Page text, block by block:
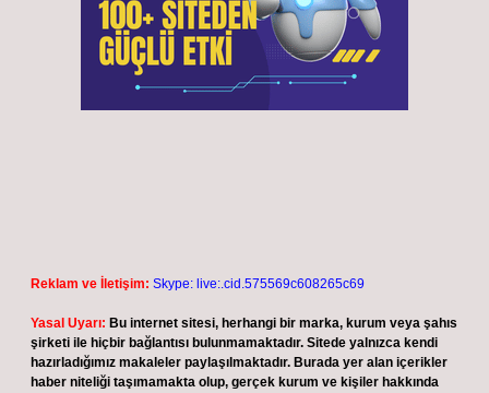
Reklam ve İletişim: Skype: live:.cid.575569c608265c69
Yasal Uyarı: Bu internet sitesi, herhangi bir marka, kurum veya şahıs
şirketi ile hiçbir bağlantısı bulunmamaktadır. Sitede yalnızca kendi
hazırladığımız makaleler paylaşılmaktadır. Burada yer alan içerikler
haber niteliği taşımamakta olup, gerçek kurum ve kişiler hakkında